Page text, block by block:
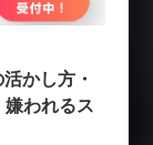
かし方・
われるス